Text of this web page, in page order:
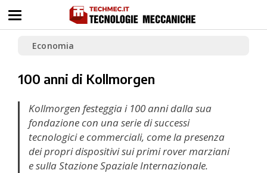
Economia
100 anni di Kollmorgen
Kollmorgen festeggia i 100 anni dalla sua
fondazione con una serie di successi
tecnologici e commerciali, come la presenza
dei propri dispositivi sui primi rover marziani
e sulla Stazione Spaziale Internazionale.